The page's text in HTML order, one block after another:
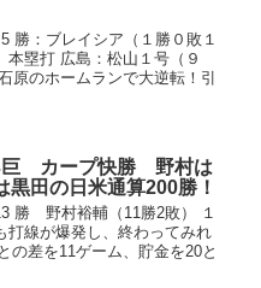
勝：ブレイシア（１勝０敗１
塁打 広島：松山１号（９
原のホームランで大逆転！引
巨 カープ快勝 野村は
田の日米通算200勝！
勝 野村裕輔（11勝2敗） １
打線が爆発し、終わってみれ
の差を11ゲーム、貯金を20と